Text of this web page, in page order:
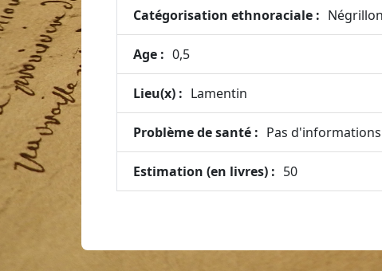
Catégorisation ethnoraciale : Négrillon
Age : 0,5
Lieu(x) : Lamentin
Problème de santé : Pas d'informations
Estimation (en livres) : 50